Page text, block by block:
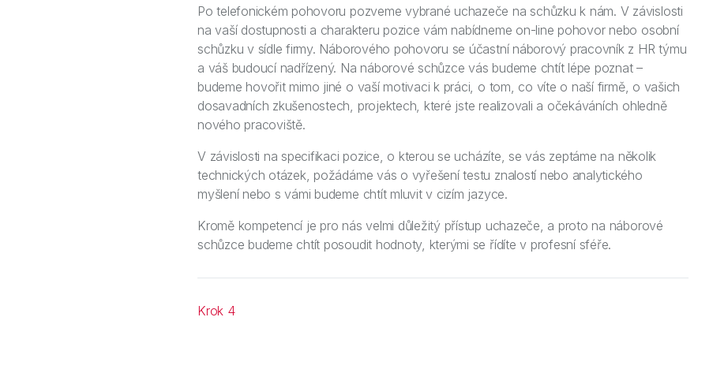
Po telefonickém pohovoru pozveme vybrané uchazeče na schůzku k nám. V závislosti
na vaší dostupnosti a charakteru pozice vám nabídneme on-line pohovor nebo osobní
schůzku v sídle firmy. Náborového pohovoru se účastní náborový pracovník z HR týmu
a váš budoucí nadřízený. Na náborové schůzce vás budeme chtít lépe poznat –
budeme hovořit mimo jiné o vaší motivaci k práci, o tom, co víte o naší firmě, o vašich
dosavadních zkušenostech, projektech, které jste realizovali a očekáváních ohledně
nového pracoviště.
V závislosti na specifikaci pozice, o kterou se ucházíte, se vás zeptáme na několik
technických otázek, požádáme vás o vyřešení testu znalostí nebo analytického
myšlení nebo s vámi budeme chtít mluvit v cizím jazyce.
Kromě kompetencí je pro nás velmi důležitý přístup uchazeče, a proto na náborové
schůzce budeme chtít posoudit hodnoty, kterými se řídíte v profesní sféře.
Krok 4